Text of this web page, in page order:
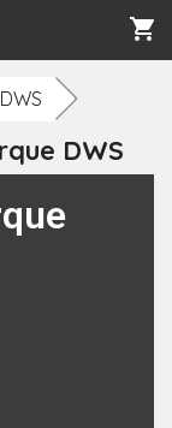
shopping_cart
DWS
DWS